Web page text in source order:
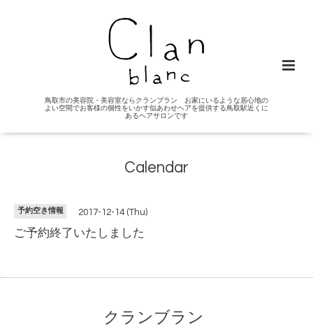
鳥取市の美容院・美容室ならクランブラン お家にいるような居心地の
よい空間でお客様の個性をいかす似あわせヘアを提供する鳥取駅近くに
あるヘアサロンです
Calendar
予約空き情報 2017-12-14 (Thu)
ご予約終了いたしました
クランブラン